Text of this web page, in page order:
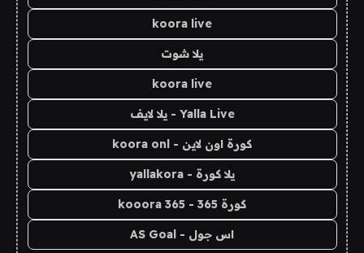
koora live
يلا شوت
koora live
Yalla Live - يلا لايف
كورة اون لاين - koora onl
يلا كورة - yallakora
كورة 365 - kooora 365
اس جول - AS Goal